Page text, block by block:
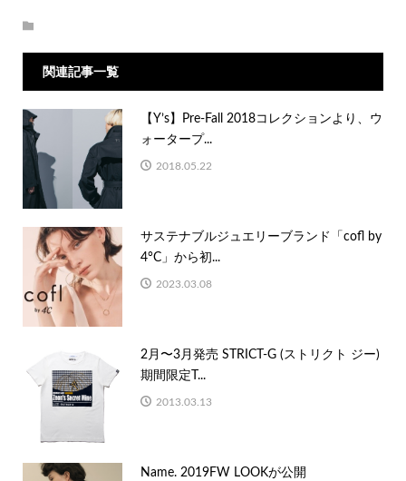
関連記事一覧
【Y’s】Pre-Fall 2018コレクションより、ウ
ォータープ...
2018.05.22
サステナブルジュエリーブランド「cofl by
4°C」から初...
2023.03.08
2月〜3月発売 STRICT-G (ストリクト ジー)
期間限定T...
2013.03.13
Name. 2019FW LOOKが公開